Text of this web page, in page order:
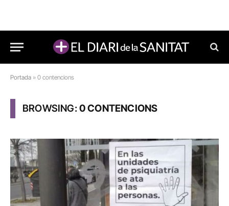
Portada » 0 contencions
BROWSING:0 CONTENCIONS